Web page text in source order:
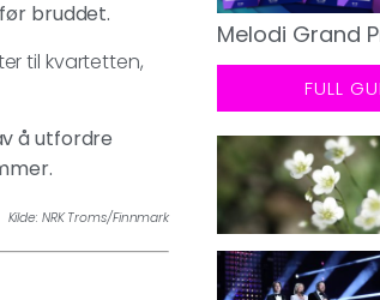
bruddet.
til kvartetten,
å utfordre
Kilde: NRK Troms/Finnmark
Melodi Grand
FULL